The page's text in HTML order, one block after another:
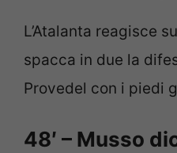
L’Atalanta reagisce
spacca in due la
Provedel con i piedi
48′ – Musso